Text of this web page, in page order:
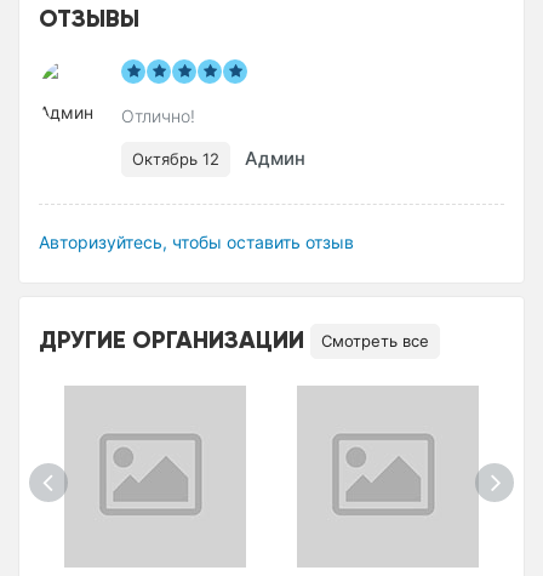
ОТЗЫВЫ
Отлично!
Октябрь 12 Админ
Авторизуйтесь, чтобы оставить отзыв
ДРУГИЕ ОРГАНИЗАЦИИ Смотреть все